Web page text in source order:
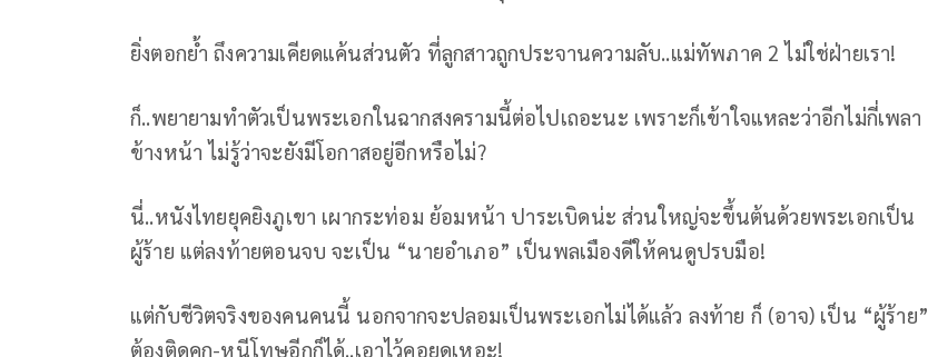
ยิ่งตอกย้ำ ถึงความเคียดแค้นส่วนตัว ที่ลูกสาวถูกประจานความลับ..แม่ทัพภาค 2 ไม่ใช่ฝ่ายเรา!
ก็..พยายามทำตัวเป็นพระเอกในฉากสงครามนี้ต่อไปเถอะนะ เพราะก็เข้าใจแหละว่าอีกไม่กี่เพลา
ข้างหน้า ไม่รู้ว่าจะยังมีโอกาสอยู่อีกหรือไม่?
นี่..หนังไทยยุคยิงภูเขา เผากระท่อม ย้อมหน้า ปาระเบิดน่ะ ส่วนใหญ่จะขึ้นต้นด้วยพระเอกเป็น
ผู้ร้าย แต่ลงท้ายตอนจบ จะเป็น “นายอำเภอ” เป็นพลเมืองดีให้คนดูปรบมือ!
แต่กับชีวิตจริงของคนคนนี้ นอกจากจะปลอมเป็นพระเอกไม่ได้แล้ว ลงท้าย ก็ (อาจ) เป็น “ผู้ร้าย”
ต้องติดคุก-หนีโทษอีกก็ได้..เอาไว้คอยดูเหอะ!